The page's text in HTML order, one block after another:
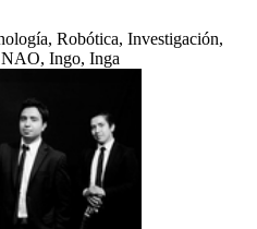
Robótica, Investigación,
Ingo, Inga